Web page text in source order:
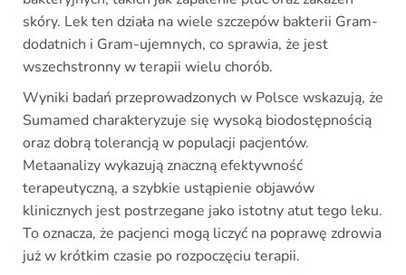
skóry. Lek ten działa na wiele szczepów bakterii Gram-
dodatnich i Gram-ujemnych, co sprawia, że jest
wszechstronny w terapii wielu chorób.
Wyniki badań przeprowadzonych w Polsce wskazują, że
Sumamed charakteryzuje się wysoką biodostępnością
oraz dobrą tolerancją w populacji pacjentów.
Metaanalizy wykazują znaczną efektywność
terapeutyczną, a szybkie ustąpienie objawów
klinicznych jest postrzegane jako istotny atut tego leku.
To oznacza, że pacjenci mogą liczyć na poprawę zdrowia
już w krótkim czasie po rozpoczęciu terapii.